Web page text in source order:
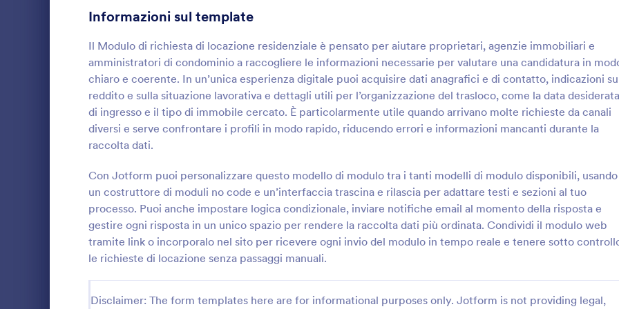
Informazioni sul template
Il Modulo di richiesta di locazione residenziale è pensato per aiutare proprietari, agenzie immobiliari e
amministratori di condominio a raccogliere le informazioni necessarie per valutare una candidatura in
chiaro e coerente. In un’unica esperienza digitale puoi acquisire dati anagrafici e di contatto, indicazioni
reddito e sulla situazione lavorativa e dettagli utili per l’organizzazione del trasloco, come la data desiderata
di ingresso e il tipo di immobile cercato. È particolarmente utile quando arrivano molte richieste da canali
diversi e serve confrontare i profili in modo rapido, riducendo errori e informazioni mancanti durante la
raccolta dati.
Con Jotform puoi personalizzare questo modello di modulo tra i tanti modelli di modulo disponibili, usando
un costruttore di moduli no code e un’interfaccia trascina e rilascia per adattare testi e sezioni al tuo
processo. Puoi anche impostare logica condizionale, inviare notifiche email al momento della risposta e
gestire ogni risposta in un unico spazio per rendere la raccolta dati più ordinata. Condividi il modulo web
tramite link o incorporalo nel sito per ricevere ogni invio del modulo in tempo reale e tenere sotto
le richieste di locazione senza passaggi manuali.
Disclaimer: The form templates here are for informational purposes only. Jotform is not providing legal,
Modulo Di Referenze Per Locazione
locativa, utile per proprietari, amministratori
e agenzie immobiliari che vogliono valutare
un inquilino e gestire la data collection
online con Jotform.
Go to Category:
Moduli di Gestione Immobiliare
Usa Template
:
Modulo per agenzie e
vogliono gestire la raccolta dati dei
candidati e organizzare le
unico modello di modulo
incorporabile con Jotform.
Go to Category:
Moduli Immobiliari
Usa Template
Template Modulo Domanda Adesione 9
Moduli di Candidatura per il Personale 5
Moduli Domanda Sponsorizzazione 5
Template Modulo Domanda Tirocinio 4
Moduli Domanda Affittuario
Moduli di Domanda per Borse di Studio 4
Moduli Richiesta Medica 3